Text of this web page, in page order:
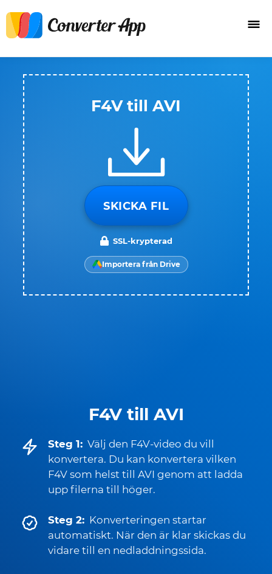
F4V till AVI
Steg 1: Välj den F4V-video du vill
konvertera. Du kan konvertera vilken
F4V som helst till AVI genom att ladda
upp filerna till höger.
Steg 2: Konverteringen startar
automatiskt. När den är klar skickas du
vidare till en nedladdningssida.
F4V till AVI
SKICKA FIL
SSL-krypterad
Importera från Drive